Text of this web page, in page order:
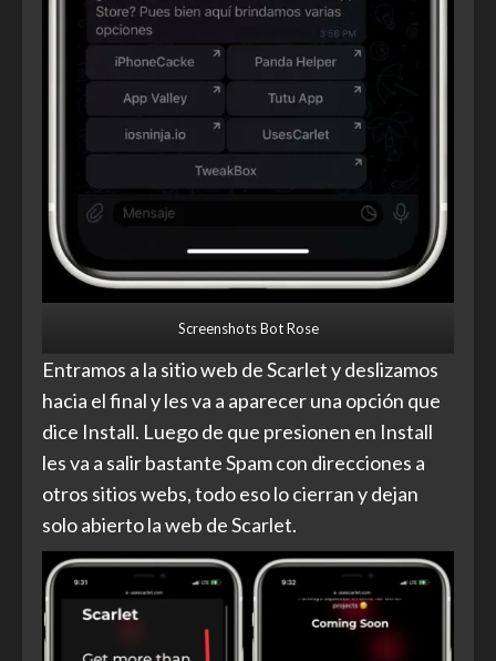
Screenshots Bot Rose
Entramos a la sitio web de Scarlet y deslizamos
hacia el final y les va a aparecer una opción que
dice Install. Luego de que presionen en Install
les va a salir bastante Spam con direcciones a
otros sitios webs, todo eso lo cierran y dejan
solo abierto la web de Scarlet.